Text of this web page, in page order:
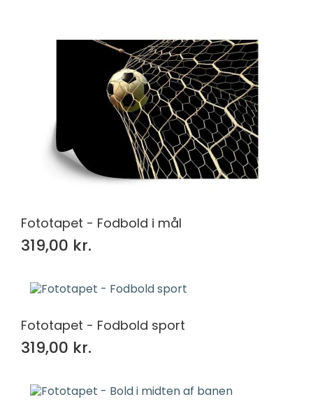
Fototapet - Fodbold i mål
319,00 kr.
Fototapet - Fodbold sport
319,00 kr.